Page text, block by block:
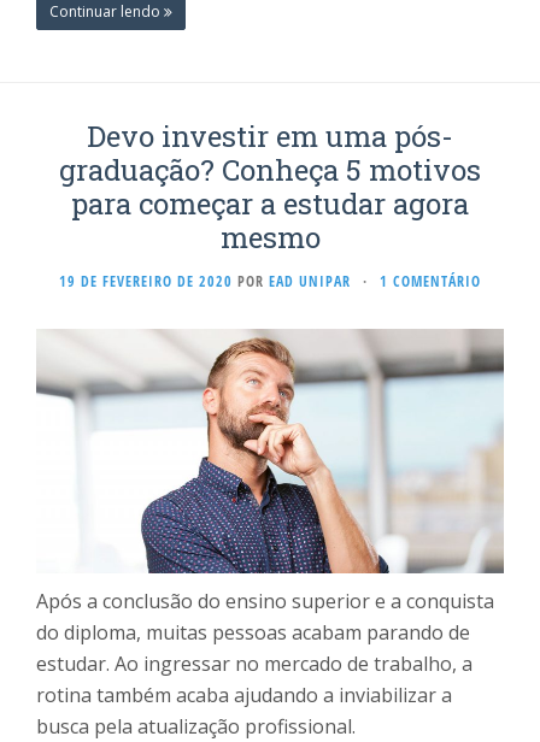
Continuar lendo
Devo investir em uma pós-
graduação? Conheça 5 motivos
para começar a estudar agora
mesmo
19 DE FEVEREIRO DE 2020 POR EAD UNIPAR · 1 COMENTÁRIO
Após a conclusão do ensino superior e a conquista
do diploma, muitas pessoas acabam parando de
estudar. Ao ingressar no mercado de trabalho, a
rotina também acaba ajudando a inviabilizar a
busca pela atualização profissional.